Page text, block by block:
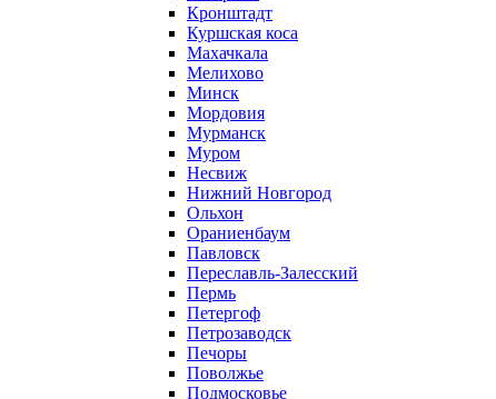
Кронштадт
Куршская коса
Махачкала
Мелихово
Минск
Мордовия
Мурманск
Муром
Несвиж
Нижний Новгород
Ольхон
Ораниенбаум
Павловск
Переславль-Залесский
Пермь
Петергоф
Петрозаводск
Печоры
Поволжье
Подмосковье